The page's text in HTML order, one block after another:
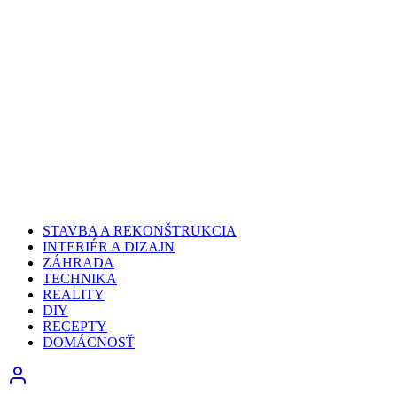
STAVBA A REKONŠTRUKCIA
INTERIÉR A DIZAJN
ZÁHRADA
TECHNIKA
REALITY
DIY
RECEPTY
DOMÁCNOSŤ